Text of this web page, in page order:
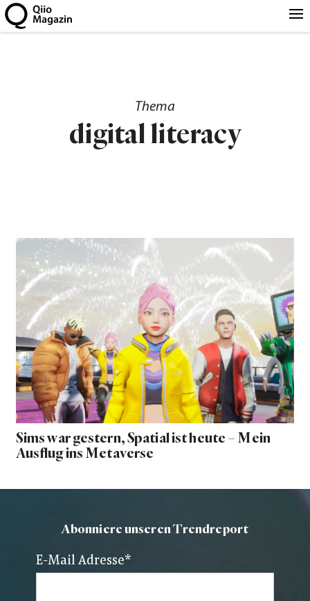
Thema
digital literacy
Sims war gestern, Spatial ist heute – Mein
Ausflug ins Metaverse
Abonniere unseren Trendreport
E-Mail Adresse*